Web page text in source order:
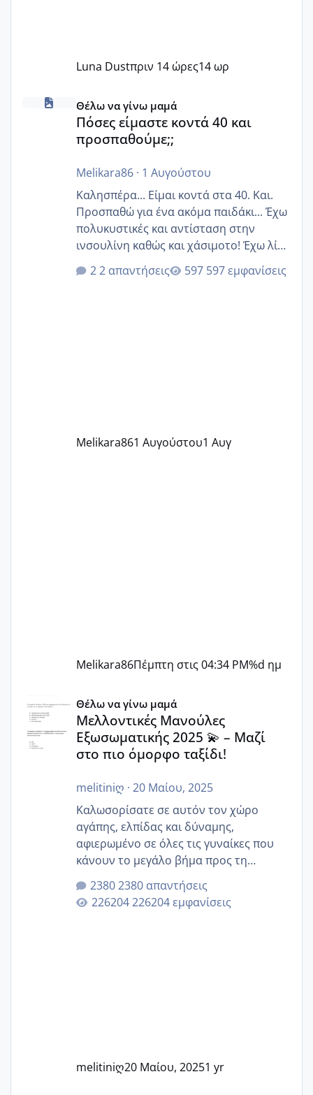
Luna Dustπριν 14 ώρες14 ωρ
Πόσες είμαστε κοντά 40 και προσπαθούμε;;
Θέλω να γίνω μαμά
Πόσες είμαστε κοντά 40 και
προσπαθούμε;;
Melikara86· 1 Αυγούστου
Καλησπέρα... Είμαι κοντά στα 40. Και.
Προσπαθώ για ένα ακόμα παιδάκι... Έχω
πολυκυστικές και αντίσταση στην
ινσουλίνη καθώς και χάσιμοτο! Έχω λίγα
κιλά παραπάνω και όσο κ αν προσπαθώ
δεν χάνω εύκολα! Προσπαθώ για ακόμη
2 απαντήσεις 597 εμφανίσεις
Melikara861 Αυγούστου1 Αυγ
Melikara86Πέμπτη στις 04:34 PM%d ημ
Μελλοντικές Μανούλες Εξωσωματικής 2025 💫 – Μαζί
Θέλω να γίνω μαμά
Μελλοντικές Μανούλες
Εξωσωματικής 2025 💫 – Μαζί
στο πιο όμορφο ταξίδι!
melitiniღ · 20 Μαίου, 2025
Καλωσορίσατε σε αυτόν τον χώρο
αγάπης, ελπίδας και δύναμης,
αφιερωμένο σε όλες τις γυναίκες που
κάνουν το μεγάλο βήμα προς τη
μητρότητα μέσω εξωσωματικής το 2025.
Εδώ θα μοιραστούμε αγωνίες, χαρές,
εμπειρίες και κάθε μικρή ή μεγάλη
2380 απαντήσεις
226204 εμφανίσεις
melitiniღ20 Μαίου, 20251 yr